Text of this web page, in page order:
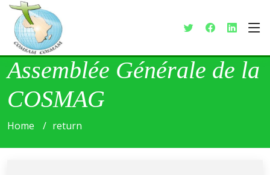
Assemblée Générale de la
COSMAG
Home return